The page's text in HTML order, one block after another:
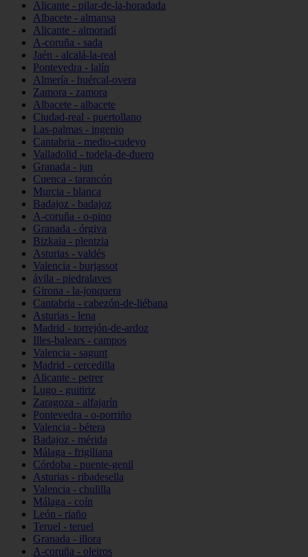
Alicante - pilar-de-la-horadada
Albacete - almansa
Alicante - almoradí
A-coruña - sada
Jaén - alcalá-la-real
Pontevedra - lalín
Almería - huércal-overa
Zamora - zamora
Albacete - albacete
Ciudad-real - puertollano
Las-palmas - ingenio
Cantabria - medio-cudeyo
Valladolid - tudela-de-duero
Granada - jun
Cuenca - tarancón
Murcia - blanca
Badajoz - badajoz
A-coruña - o-pino
Granada - órgiva
Bizkaia - plentzia
Asturias - valdés
Valencia - burjassot
ávila - piedralaves
Girona - la-jonquera
Cantabria - cabezón-de-liébana
Asturias - lena
Madrid - torrejón-de-ardoz
Illes-balears - campos
Valencia - sagunt
Madrid - cercedilla
Alicante - petrer
Lugo - guitiriz
Zaragoza - alfajarín
Pontevedra - o-porriño
Valencia - bétera
Badajoz - mérida
Málaga - frigiliana
Córdoba - puente-genil
Asturias - ribadesella
Valencia - chulilla
Málaga - coín
León - riaño
Teruel - teruel
Granada - illora
A-coruña - oleiros